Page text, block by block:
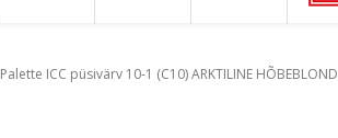
Palette ICC püsivärv 10-1 (C10) ARKTILINE HÕBEBLOND